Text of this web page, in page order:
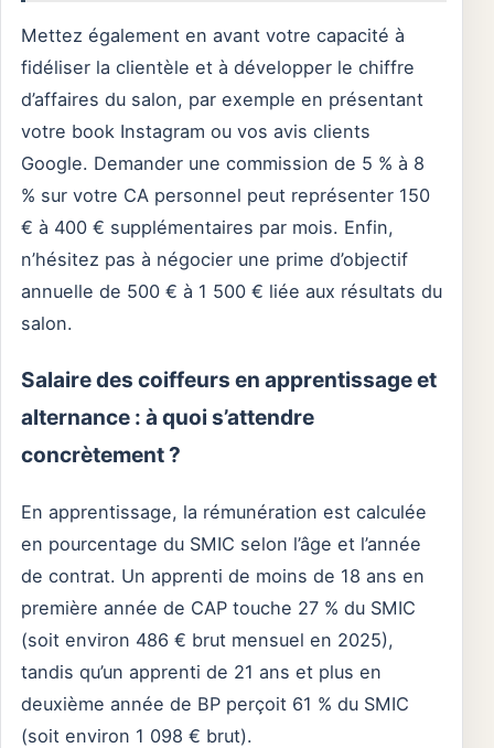
Mettez également en avant votre capacité à
fidéliser la clientèle et à développer le chiffre
d’affaires du salon, par exemple en présentant
votre book Instagram ou vos avis clients
Google. Demander une commission de 5 % à 8
% sur votre CA personnel peut représenter 150
€ à 400 € supplémentaires par mois. Enfin,
n’hésitez pas à négocier une prime d’objectif
annuelle de 500 € à 1 500 € liée aux résultats du
salon.
Salaire des coiffeurs en apprentissage et
alternance : à quoi s’attendre
concrètement ?
En apprentissage, la rémunération est calculée
en pourcentage du SMIC selon l’âge et l’année
de contrat. Un apprenti de moins de 18 ans en
première année de CAP touche 27 % du SMIC
(soit environ 486 € brut mensuel en 2025),
tandis qu’un apprenti de 21 ans et plus en
deuxième année de BP perçoit 61 % du SMIC
(soit environ 1 098 € brut).